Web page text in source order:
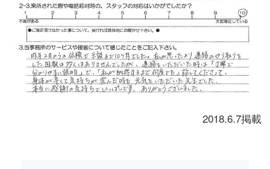
2018.6.7掲載